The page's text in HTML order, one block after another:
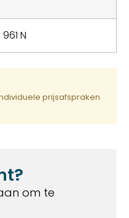
961 N
prijsafspraken
om te